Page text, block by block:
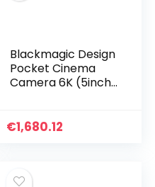
Blackmagic Design
Pocket Cinema
Camera 6K (5inch
opname, inclusief
€1,680.12